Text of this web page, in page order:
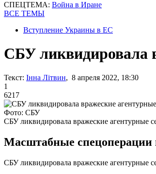
СПЕЦТЕМА: Война в Иране
ВСЕ ТЕМЫ
Вступление Украины в ЕС
СБУ ликвидировала
Текст: Інна Літвин, 8 апреля 2022, 18:30
1
6217
Фото: СБУ
СБУ ликвидировала вражеские агентурные
Масштабные спецоперации
СБУ ликвидировала вражеские агентурные